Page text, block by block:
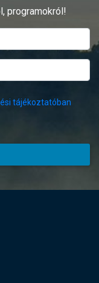
programokról!
tájékoztatóban